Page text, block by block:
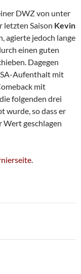
DWZ von unter
letzten Saison Kevin
agierte jedoch lange
einen guten
Dagegen
Aufenthalt mit
mit
folgenden drei
wurde, so dass er
Wert geschlagen
.